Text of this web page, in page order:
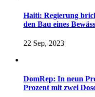
Haiti: Regierung
den Bau eines
22 Sep, 2023
DomRep: In neun
Prozent mit zwei